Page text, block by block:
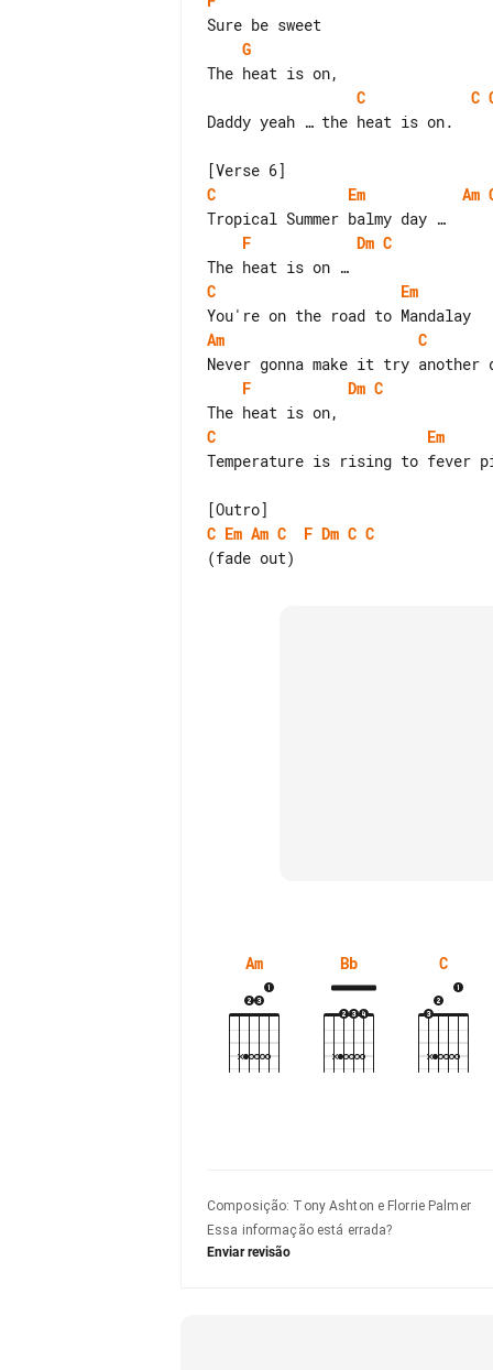
G
C
C
Daddy yeah … the heat is on.
C
Em Am
F
Dm C
C
Em
Am
C
F Dm C
C
Em
Temperature is rising to fever
C Em Am C F Dm C C
Am Bb C
Composição: Tony Ashton e Florrie Palmer
Essa informação está errada?
Enviar revisão